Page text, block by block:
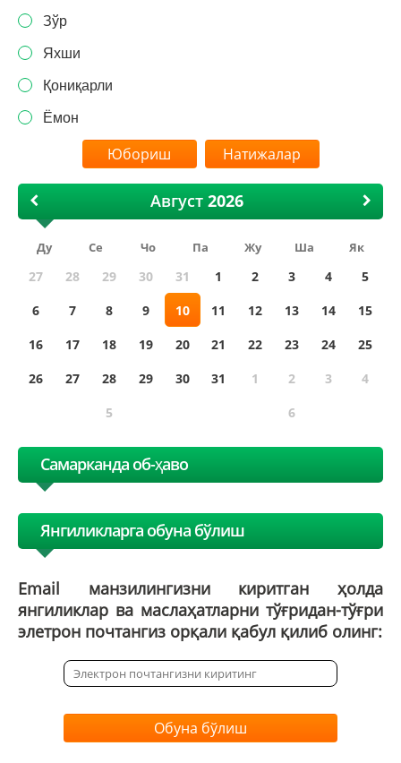
Зўр
Яхши
Қониқарли
Ёмон
Натижалар
Август
Ду Се Чо Па Жу Ша Як
27 28 29 30 31 1 2 3 4
5
6
7 8 9 10 11 12 13 14
15
16
17 18 19 20 21 22 23 24
25
26
27 28 29 30 31 1 2 3
4
5
6
Самарканда об-ҳаво
Янгиликларга обуна бўлиш
Email манзилингизни киритган ҳолда
янгиликлар ва маслаҳатларни тўғридан-тўғри
элетрон почтангиз орқали қабул қилиб олинг:
Обуна бўлиш